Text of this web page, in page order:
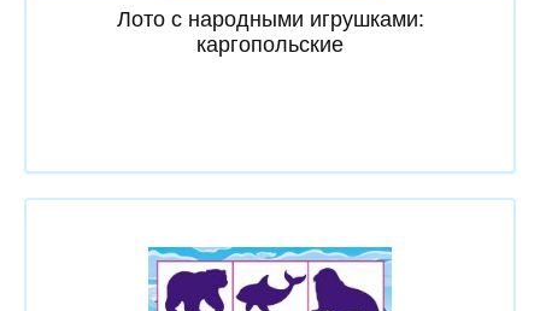
Лото с народными игрушками:
каргопольские